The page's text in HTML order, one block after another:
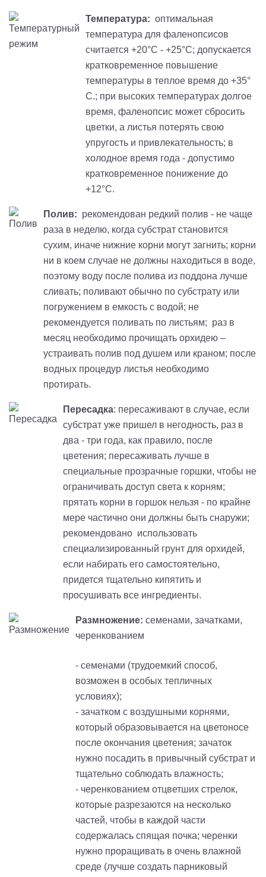
Температура: оптимальная
температура для фаленопсисов
считается +20°С - +25°С; допускается
кратковременное повышение
температуры в теплое время до +35°
С.; при высоких температурах долгое
время, фаленопсис может сбросить
цветки, а листья потерять свою
упругость и привлекательность; в
холодное время года - допустимо
кратковременное понижение до
+12°С.
Полив: рекомендован редкий полив - не чаще
раза в неделю, когда субстрат становится
сухим, иначе нижние корни могут загнить; корни
ни в коем случае не должны находиться в воде,
поэтому воду после полива из поддона лучше
сливать; поливают обычно по субстрату или
погружением в емкость с водой; не
рекомендуется поливать по листьям; раз в
месяц необходимо прочищать орхидею –
устраивать полив под душем или краном; после
водных процедур листья необходимо
протирать.
Пересадка: пересаживают в случае, если
субстрат уже пришел в негодность, раз в
два - три года, как правило, после
цветения; пересаживать лучше в
специальные прозрачные горшки, чтобы не
ограничивать доступ света к корням;
прятать корни в горшок нельзя - по крайне
мере частично они должны быть снаружи;
рекомендовано использовать
специализированный грунт для орхидей,
если набирать его самостоятельно,
придется тщательно кипятить и
просушивать все ингредиенты.
Размножение: семенами, зачатками,
черенкованием
- семенами (трудоемкий способ,
возможен в особых тепличных
условиях);
- зачатком с воздушными корнями,
который образовывается на цветоносе
после окончания цветения; зачаток
нужно посадить в привычный субстрат и
тщательно соблюдать влажность;
- черенкованием отцветших стрелок,
которые разрезаются на несколько
частей, чтобы в каждой части
содержалась спящая почка; черенки
нужно проращивать в очень влажной
среде (лучше создать парниковый